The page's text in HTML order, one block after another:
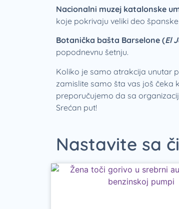
Nacionalni muzej katalonske
koje pokrivaju veliki deo
Botanička bašta Barselone (El
popodnevnu šetnju.
Koliko je samo atrakcija unutar
zamislite samo šta vas još čeka
preporučujemo da sa
Srećan put!
Nastavite sa